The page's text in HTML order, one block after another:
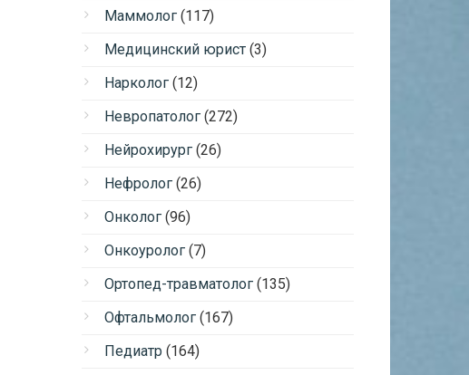
Маммолог (117)
Медицинский юрист (3)
Нарколог (12)
Невропатолог (272)
Нейрохирург (26)
Нефролог (26)
Онколог (96)
Онкоуролог (7)
Ортопед-травматолог (135)
Офтальмолог (167)
Педиатр (164)